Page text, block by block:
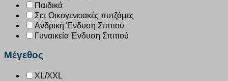
Παιδικά
Σετ Οικογενειακές πυτζάμες
Ανδρική Ένδυση Σπιτιού
Γυναικεία Ένδυση Σπιτιού
Μέγεθος
XL/XXL